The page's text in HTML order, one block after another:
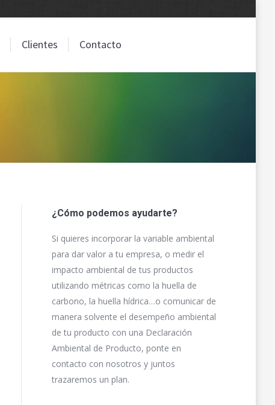
Clientes Contacto
¿Cómo podemos ayudarte?
Si quieres incorporar la variable ambiental
para dar valor a tu empresa, o medir el
impacto ambiental de tus productos
utilizando métricas como la huella de
carbono, la huella hídrica…o comunicar de
manera solvente el desempeño ambiental
de tu producto con una Declaración
Ambiental de Producto, ponte en
contacto con nosotros y juntos
trazaremos un plan.